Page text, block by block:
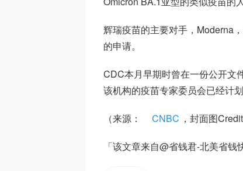
辉瑞疫苗的主要对手，Moderna
的申请。
CDC本月早期时曾在一份公开文
该机构的疫苗专家委员会已经计
（来源： CNBC ，封面图
「该文章来自@省钱君-北美省钱